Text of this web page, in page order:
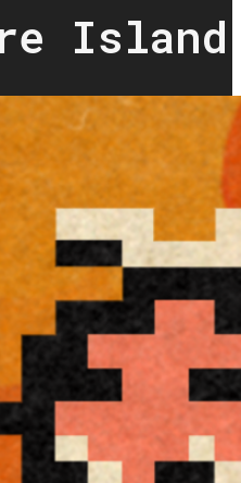
Island